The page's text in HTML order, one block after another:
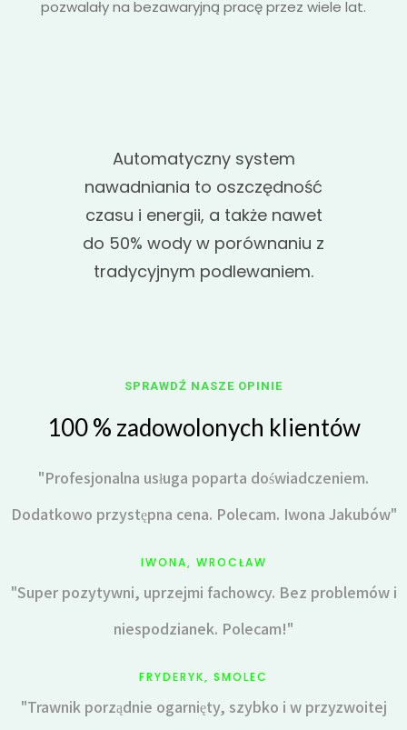
pozwalały na bezawaryjną pracę przez wiele lat.
Automatyczny system
nawadniania to oszczędność
czasu i energii, a także nawet
do 50% wody w porównaniu z
tradycyjnym podlewaniem.
SPRAWDŹ NASZE OPINIE
100 % zadowolonych klientów
"Profesjonalna usługa poparta doświadczeniem.
Dodatkowo przystępna cena. Polecam. Iwona Jakubów"
IWONA, WROCŁAW
"Super pozytywni, uprzejmi fachowcy. Bez problemów i
niespodzianek. Polecam!"
FRYDERYK, SMOLEC
"Trawnik porządnie ogarnięty, szybko i w przyzwoitej